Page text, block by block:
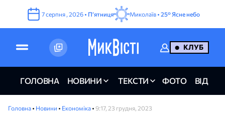
7серпня , 2026 • Пʼятниця Миколаїв • 25° Ясне небо
КЛУБ
ГОЛОВНА НОВИНИ ТЕКСТИ ФОТО ВІДЕО
Головна • Новини • Економіка • 9:17, 23 грудня, 2023